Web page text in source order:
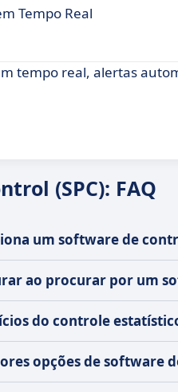
Tempo Real
tempo real, alertas
(SPC): FAQ
um software de
ao procurar por um
do controle
opções de software